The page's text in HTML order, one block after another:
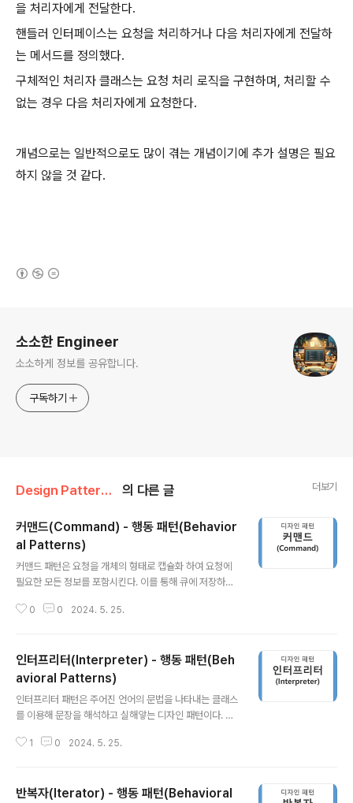
을 처리자에게 전달한다.
핸들러 인터페이스는 요청을 처리하거나 다음 처리자에게 전달하
는 메서드를 정의했다.
구체적인 처리자 클래스는 요청 처리 로직을 구현하며, 처리할 수
없는 경우 다음 처리자에게 요청한다.
개념으로는 일반적으로도 많이 겪는 개념이기에 추가 설명은 필요
하지 않을 것 같다.
소소한 Engineer
소소하게 정보를 공유합니다.
구독하기
Design Pattern/행동 패턴(Behavioral Patterns) 의 다른 글 더보기
커맨드(Command) - 행동 패턴(Behavior
al Patterns)
커맨드 패턴은 요청을 개체의 형태로 캡슐화 하여 요청에
필요한 모든 정보를 포함시킨다. 이를 통해 큐에 저장하거
수 있다. 커맨드 패턴을 사용하면 실행될 기능을 매개변수
자 1. Command 인터페이스 : 실행할 작업을 정의한
다. 2. ConcreateCommand 클래스 : Command 인
터페이스를 구현하고, 실제 실행할 작업을 정의 한다.3. In
voker 클래스 : Command 개체를 실행한다.4. Receiv
클래스 : Command 개체를 생성하고, Invok..
0 0 2024. 5. 25.
인터프리터(Interpreter) - 행동 패턴(Beh
avioral Patterns)
인터프리터 패턴은 주어진 언어의 문법을 나타내는 클래스
를 이용해 문장을 해석하고 실해앟는 디자인 패턴이다. 주
ge)의 구문 해석에 사용된다. 인터프리터 패턴은 언어의
bstractExpression (추상 표현) : 모든 표현식의 공통 인
1 0 2024. 5. 25.
반복자(Iterator) - 행동 패턴(Behavioral